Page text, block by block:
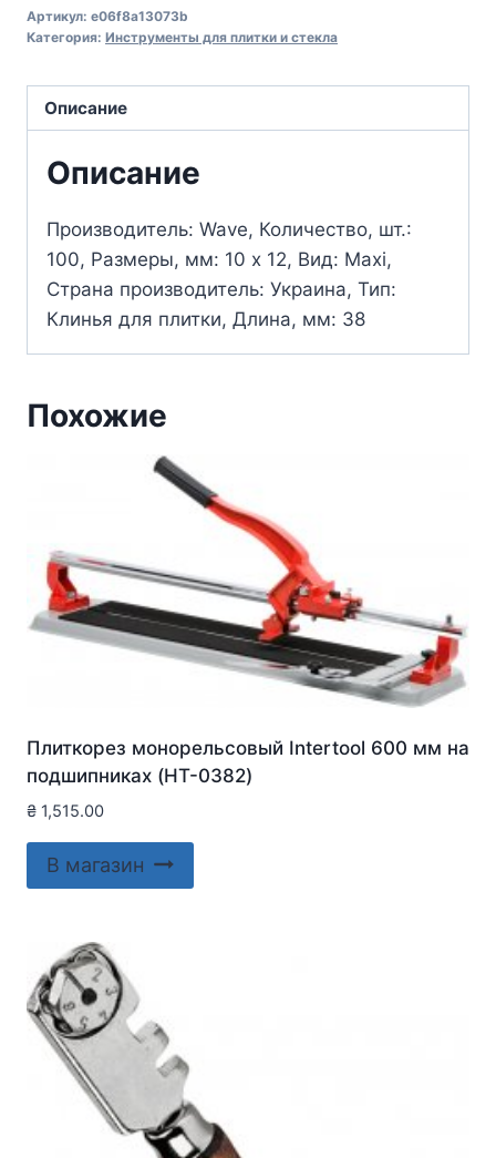
Артикул: e06f8a13073b
Категория: Инструменты для плитки и стекла
Описание
Описание
Производитель: Wave, Количество, шт.:
100, Размеры, мм: 10 х 12, Вид: Maxi,
Страна производитель: Украина, Тип:
Клинья для плитки, Длина, мм: 38
Похожие
Плиткорез монорельсовый Intertool 600 мм на
подшипниках (HT-0382)
₴ 1,515.00
В магазин